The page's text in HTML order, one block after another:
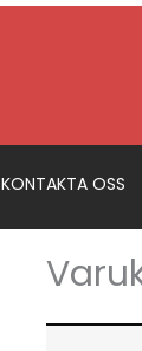
KONTAKTA OSS